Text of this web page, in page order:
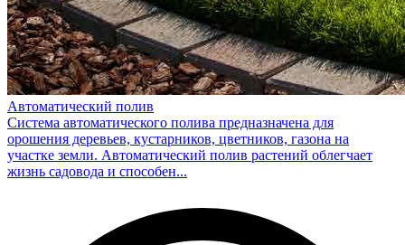
Автоматический полив
Система автоматического полива предназначена для
орошения деревьев, кустарников, цветников, газона на
участке земли. Автоматический полив растений облегчает
жизнь садовода и способен...